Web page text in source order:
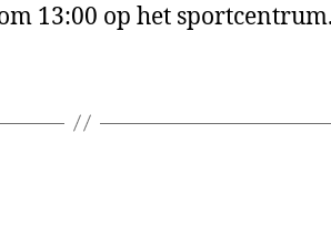
13:00 op het sportcentrum.